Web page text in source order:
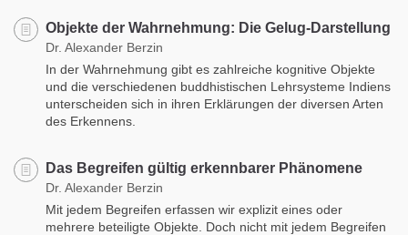
Objekte der Wahrnehmung: Die Gelug-Darstellung
Dr. Alexander Berzin
In der Wahrnehmung gibt es zahlreiche kognitive Objekte
und die verschiedenen buddhistischen Lehrsysteme Indiens
unterscheiden sich in ihren Erklärungen der diversen Arten
des Erkennens.
Das Begreifen gültig erkennbarer Phänomene
Dr. Alexander Berzin
Mit jedem Begreifen erfassen wir explizit eines oder
mehrere beteiligte Objekte. Doch nicht mit jedem Begreifen